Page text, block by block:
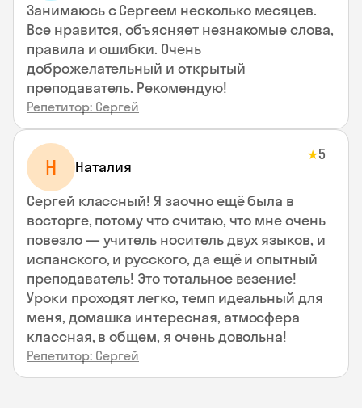
Занимаюсь с Сергеем несколько месяцев.
Все нравится, объясняет незнакомые слова,
правила и ошибки. Очень
доброжелательный и открытый
преподаватель. Рекомендую!
Репетитор: Сергей
Н Наталия
★5
Сергей классный! Я заочно ещё была в
восторге, потому что считаю, что мне очень
повезло — учитель носитель двух языков, и
испанского, и русского, да ещё и опытный
преподаватель! Это тотальное везение!
Уроки проходят легко, темп идеальный для
меня, домашка интересная, атмосфера
классная, в общем, я очень довольна!
Репетитор: Сергей